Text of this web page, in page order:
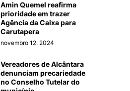
Amin Quemel reafirma
prioridade em trazer
Agência da Caixa para
Carutapera
novembro 12, 2024
Vereadores de Alcântara
denunciam precariedade
no Conselho Tutelar do